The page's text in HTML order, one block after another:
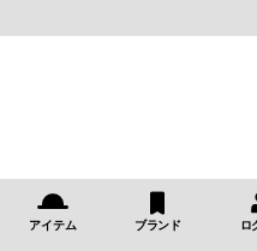
アイテム ブランド ロ